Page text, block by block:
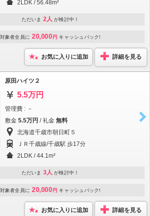
2LDK / 56.48m²
ただいま 2人 が検討中！
対象者全員に 20,000 円 キャッシュバック!
お気に入りに追加 詳細を見る
原田ハイツ２
5.5万円
管理費 : －
敷金 5.5万円 / 礼金 無料
北海道千歳市朝日町５
ＪＲ千歳線/千歳駅 歩17分
2LDK / 44.1m²
ただいま 3人 が検討中！
対象者全員に 20,000 円 キャッシュバック!
お気に入りに追加 詳細を見る